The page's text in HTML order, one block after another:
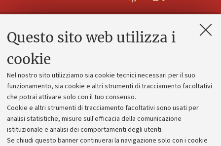
Questo sito web utilizza i
cookie
Nel nostro sito utilizziamo sia cookie tecnici necessari per il suo
funzionamento, sia cookie e altri strumenti di tracciamento facoltativi
che potrai attivare solo con il tuo consenso.
Cookie e altri strumenti di tracciamento facoltativi sono usati per
analisi statistiche, misure sull'efficacia della comunicazione
istituzionale e analisi dei comportamenti degli utenti.
Se chiudi questo banner continuerai la navigazione solo con i cookie
Contatti e PEC
Alumni community
Piano strategico
Bilanci
Donazioni e 5x1000